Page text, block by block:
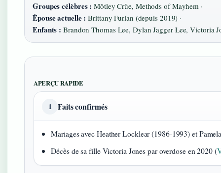
Groupes célèbres : Mötley Crüe, Methods of Mayhem ·
Épouse actuelle : Brittany Furlan (depuis 2019) ·
Enfants : Brandon Thomas Lee, Dylan Jagger Lee, Victoria
APERÇU RAPIDE
1 Faits confirmés
Mariages avec Heather Locklear (1986-1993) et
Décès de sa fille Victoria Jones par overdose en 2020 (